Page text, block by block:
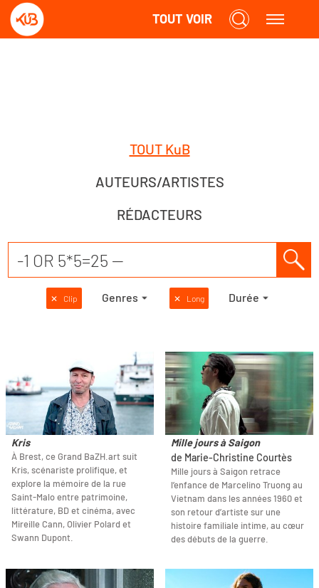
TOUT VOIR
TOUT KuB
AUTEURS/ARTISTES
RÉDACTEURS
✕ Clip Genres ✕ Long Durée
Kris
À Brest, ce Grand BaZH.art suit
Kris, scénariste prolifique, et
explore la mémoire de la rue
Saint-Malo entre patrimoine,
littérature, BD et cinéma, avec
Mireille Cann, Olivier Polard et
Swann Dupont.
Mille jours à Saigon
de Marie-Christine Courtès
Mille jours à Saigon retrace
l’enfance de Marcelino Truong au
Vietnam dans les années 1960 et
son retour d’artiste sur une
histoire familiale intime, au cœur
des débuts de la guerre.